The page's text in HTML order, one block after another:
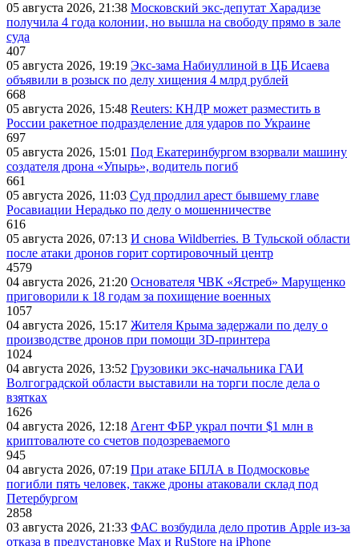
05 августа 2026, 21:38 Московский экс-депутат Харадизе
получила 4 года колонии, но вышла на свободу прямо в зале
суда
407
05 августа 2026, 19:19 Экс-зама Набиуллиной в ЦБ Исаева
объявили в розыск по делу хищения 4 млрд рублей
668
05 августа 2026, 15:48 Reuters: КНДР может разместить в
России ракетное подразделение для ударов по Украине
697
05 августа 2026, 15:01 Под Екатеринбургом взорвали машину
создателя дрона «Упырь», водитель погиб
661
05 августа 2026, 11:03 Суд продлил арест бывшему главе
Росавиации Нерадько по делу о мошенничестве
616
05 августа 2026, 07:13 И снова Wildberries. В Тульской области
после атаки дронов горит сортировочный центр
4579
04 августа 2026, 21:20 Основателя ЧВК «Ястреб» Марущенко
приговорили к 18 годам за похищение военных
1057
04 августа 2026, 15:17 Жителя Крыма задержали по делу о
производстве дронов при помощи 3D‑принтера
1024
04 августа 2026, 13:52 Грузовики экс-начальника ГАИ
Волгоградской области выставили на торги после дела о
взятках
1626
04 августа 2026, 12:18 Агент ФБР украл почти $1 млн в
криптовалюте со счетов подозреваемого
945
04 августа 2026, 07:19 При атаке БПЛА в Подмосковье
погибли пять человек, также дроны атаковали склад под
Петербургом
2858
03 августа 2026, 21:33 ФАС возбудила дело против Apple из-за
отказа в предустановке Max и RuStore на iPhone